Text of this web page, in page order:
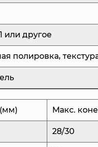
производства.
литования с
упрощает
качества
которые могут
Обработка наших
или другое
полировка,
Макс.
28/30